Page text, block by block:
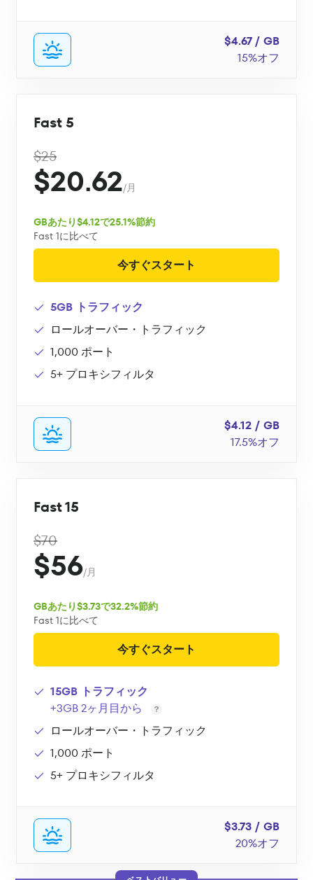
$4.67 / GB
15%オフ
Fast 5
$25
$20.62/月
GBあたり$4.12で25.1%節約
Fast 1に比べて
今すぐスタート
5GB トラフィック
ロールオーバー・トラフィック
1,000 ポート
5+ プロキシフィルタ
$4.12 / GB
17.5%オフ
Fast 15
$70
$56/月
GBあたり$3.73で32.2%節約
Fast 1に比べて
今すぐスタート
15GB トラフィック
+3GB 2ヶ月目から
ロールオーバー・トラフィック
1,000 ポート
5+ プロキシフィルタ
$3.73 / GB
20%オフ